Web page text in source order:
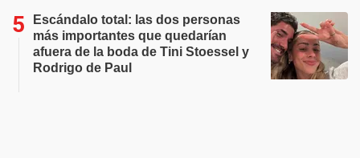
Escándalo total: las dos personas
más importantes que quedarían
afuera de la boda de Tini Stoessel y
Rodrigo de Paul